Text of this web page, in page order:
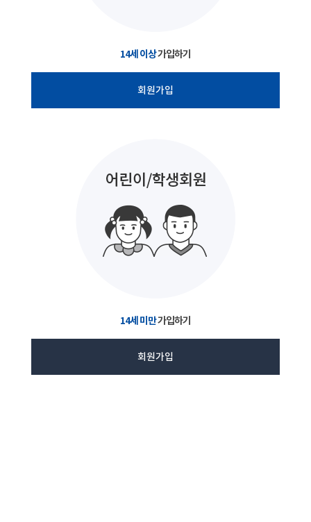
14세 이상가입하기
회원가입
14세 미만가입하기
회원가입